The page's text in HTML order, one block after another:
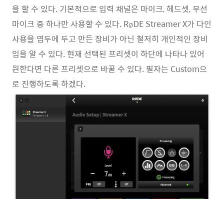
을 할 수 있다. 기본적으로 입력 채널은 마이크, 헤드셋, 무선
마이크 중 하나만 사용할 수 있다. RøDE Streamer X가 다인
사용을 염두에 두고 만든 장비가 아닌 철저히 개인적인 장비
임을 알 수 있다. 현재 선택된 프리셋이 하단에 나타나 있어
원한다면 다른 프리셋으로 바꿀 수 있다. 필자는 Custom으
로 진행하도록 하겠다.